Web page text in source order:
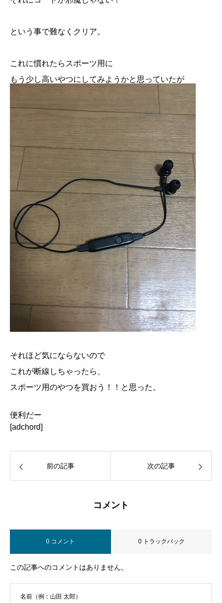
という事で難なくクリア。
これに慣れたらスポーツ用に
もう少し高いやつにしてみようかと思っていたが
それほど気にならないので
これが断線しちゃったら、
スポーツ用のやつを買おう！！と思った。
便利だー
[adchord]
前の記事 次の記事
コメント
0 コメント 0 トラックバック
この記事へのコメントはありません。
名前（例：山田 太郎）